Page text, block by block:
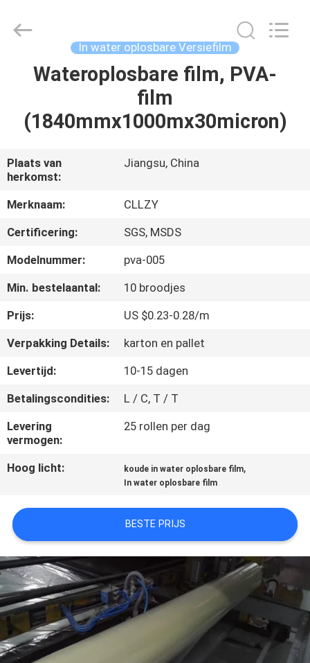
THUIS
PRODUCTEN
OVER
ONS
FABRIEKSTOCHT
NIEUWS
VRAAG
OFFERTE
SITEMAP
POLICY
Greencradleland
Macromolecule
In water oplosbare Versiefilm
Wateroplosbare film, PVA-
film
(1840mmx1000mx30micron)
Plaats van
herkomst:
Jiangsu, China
Merknaam:
CLLZY
Certificering:
SGS, MSDS
Modelnummer:
pva-005
Min. bestelaantal:
10 broodjes
Prijs:
US $0.23-0.28/m
Verpakking Details:
karton en pallet
Levertijd:
10-15 dagen
Betalingscondities:
L / C, T / T
Levering
vermogen:
25 rollen per dag
Hoog licht: koude in water oplosbare film,
In water oplosbare film
BESTE PRIJS